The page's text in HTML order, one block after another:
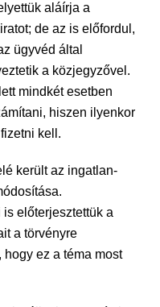
aláírja a
de az is előfordul,
ügyvéd által
a közjegyzővel.
mindkét esetben
hiszen ilyenkor
kell.
került az ingatlan-
előterjesztettük a
a törvényre
ez a téma most